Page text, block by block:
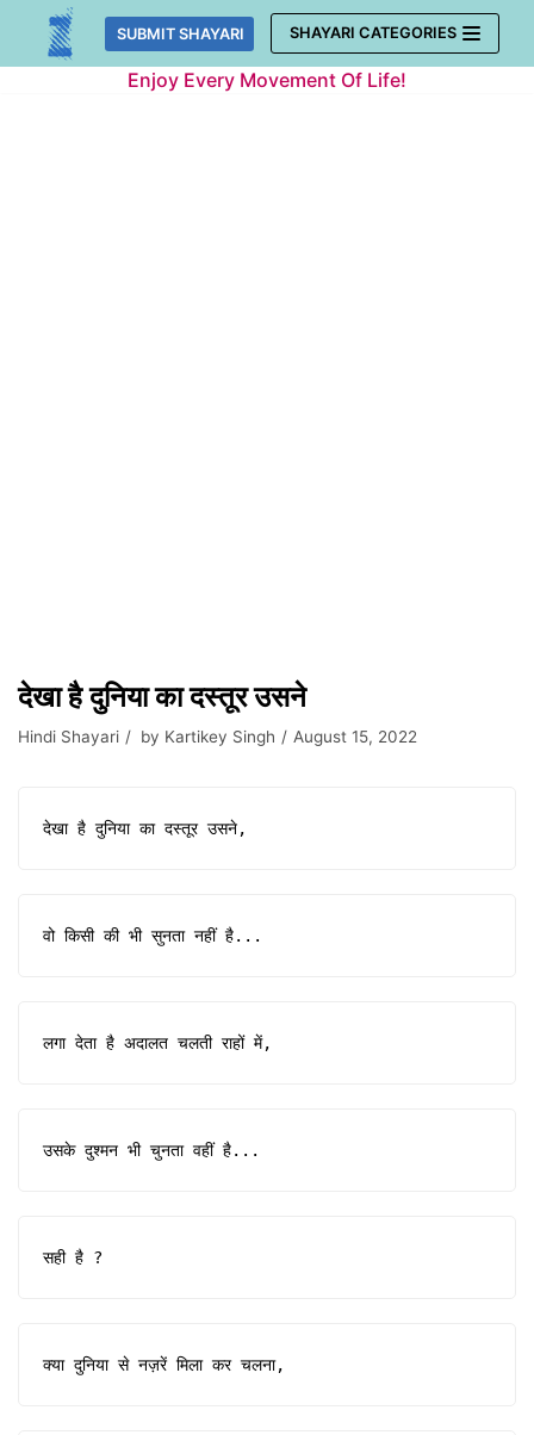
Skip
SUBMIT SHAYARI SHAYARI CATEGORIES
Enjoy Every Movement Of Life!
देखा है दुनिया का दस्तूर उसने
Hindi Shayari by Kartikey Singh August 15, 2022
देखा है दुनिया का दस्तूर उसने,
वो किसी की भी सुनता नहीं है...
लगा देता है अदालत चलती राहों में,
उसके दुश्मन भी चुनता वहीं है...
सही है ?
क्या दुनिया से नज़रें मिला कर चलना,